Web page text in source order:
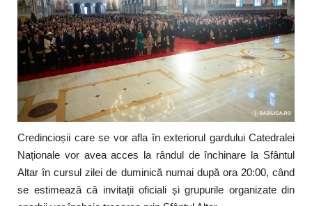
Credincioșii care se vor afla în exteriorul gardului Catedralei
Naționale vor avea acces la rândul de închinare la Sfântul
Altar în cursul zilei de duminică numai după ora 20:00, când
se estimează că invitații oficiali și grupurile organizate din